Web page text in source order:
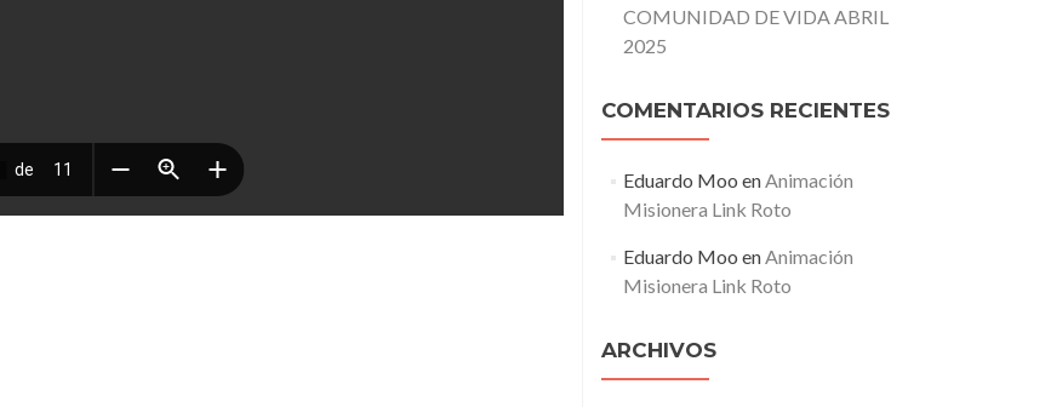
COMUNIDAD DE VIDA ABRIL
2025
COMENTARIOS RECIENTES
Eduardo Moo enAnimación
Misionera Link Roto
Eduardo Moo enAnimación
Misionera Link Roto
ARCHIVOS